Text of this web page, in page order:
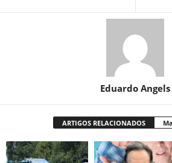
Eduardo Angels
ARTIGOS RELACIONADOS